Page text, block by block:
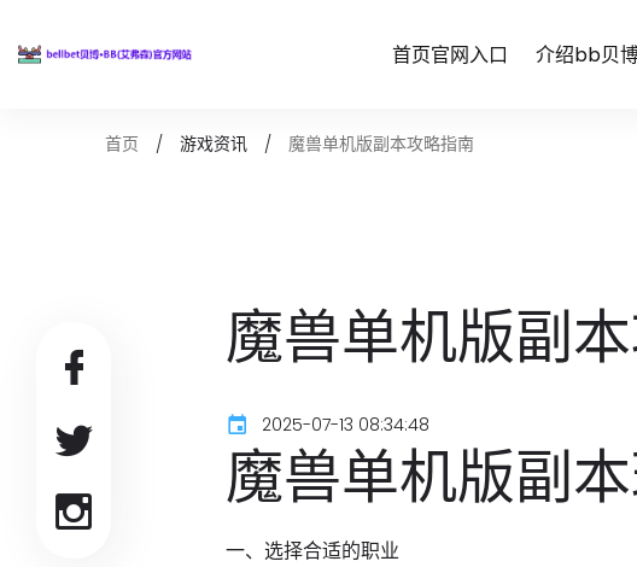
首页官网入口 介绍bb贝
首页 游戏资讯 魔兽单机版副本攻略指南
魔兽单机版副
2025-07-13 08:34:48
魔兽单机版副
一、选择合适的职业